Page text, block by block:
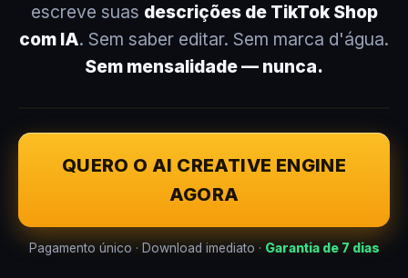
escreve suas descrições de TikTok Shop
com IA. Sem saber editar. Sem marca d'água.
Sem mensalidade — nunca.
QUERO O AI CREATIVE ENGINE
AGORA
Pagamento único · Download imediato · Garantia de 7 dias